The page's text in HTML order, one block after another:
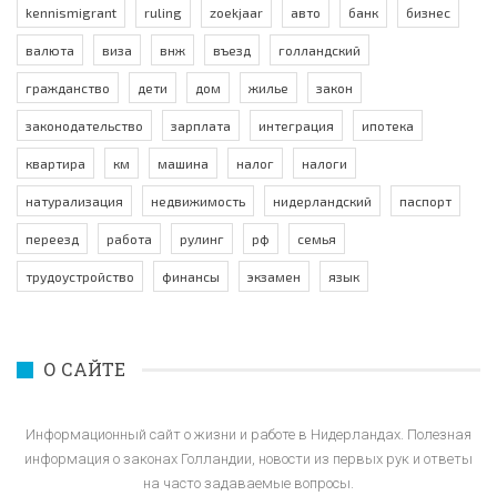
kennismigrant ruling zoekjaar авто банк бизнес
валюта виза внж въезд голландский
гражданство дети дом жилье закон
законодательство зарплата интеграция ипотека
квартира км машина налог налоги
натурализация недвижимость нидерландский паспорт
переезд работа рулинг рф семья
трудоустройство финансы экзамен язык
О САЙТЕ
Информационный сайт о жизни и работе в Нидерландах. Полезная
информация о законах Голландии, новости из первых рук и ответы
на часто задаваемые вопросы.